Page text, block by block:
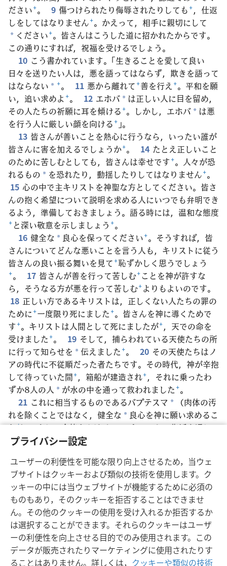
プライバシー設定
ユーザーの利便性を可能な限り向上させるため，当ウェ
ブサイトはクッキーおよび類似の技術を使用します。ク
ッキーの中には当ウェブサイトが機能するために必須の
ものもあり，そのクッキーを拒否することはできませ
ん。その他のクッキーの使用を受け入れるか拒否するか
は選択することができます。それらのクッキーはユーザ
ーの利便性を向上させる目的でのみ使用されます。この
データが販売されたりマーケティングに使用されたりす
ることはありません。詳しくは， クッキーや類似の技術
ださい+。 9 傷つけられたり侮辱されたりしても+，仕返
しをしてはなりません+。かえって，相手に親切にして
* ください+。皆さんはこうした道に招かれたからです。
この通りにすれば，祝福を受けるでしょう。
10 こう書かれています。「生きることを愛して良い
日々を送りたい人は，悪を語ってはならず，欺きを語って
はならない * +。 11 悪から離れて+善を行え+。平和を願
い，追い求めよ+。 12 エホバ * は正しい人に目を留め，
その人たちの祈願に耳を傾ける+。しかし，エホバ * は悪
を行う人に厳しい顔を向ける+ 」。
13 皆さんが善いことを熱心に行うなら，いったい誰が
皆さんに害を加えるでしょうか+。 14 たとえ正しいこと
のために苦しむとしても，皆さんは幸せです+。人々が恐
れるもの * を恐れたり，動揺したりしてはなりません+。
15 心の中で主キリストを神聖な方としてください。皆さ
んの抱く希望について説明を求める人にいつでも弁明でき
るよう，準備しておきましょう。語る時には，温和な態度
+と深い敬意を示しましょう +。
16 健全な * 良心を保ってください+。そうすれば，皆
さんについてどんな悪いことを言う人も，キリストに従う
皆さんの良い振る舞いを見て+恥ずかしく思うでしょう
+。 17 皆さんが善を行って苦しむ+ことを神が許すな
ら，そうなる方が悪を行って苦しむ+よりもよいのです。
18 正しい方であるキリストは，正しくない人たちの罪の
ために+一度限り死にました+。皆さんを神に導くためで
す+。キリストは人間として死にましたが+，天での命を
受けました+。 19 そして，捕らわれている天使たちの所
に行って知らせを * 伝えました+。 20 その天使たちはノ
アの時代に不従順だった者たちです。その時代，神が辛抱
して待っていた間+，箱船が建造され+，それに乗ったわ
ずか8人の人 * が水の中を通って救われました+。
21 これに相当するものであるバプテスマ *
（肉体の汚
れを除くことではなく，健全な * 良心を神に願い求めるこ
と+）により，今皆さんはイエス･キリストの復活を通し
て救われています。
従っています+。
日本語 シェアする 設定
Copyright© 2026 Watch Tower Bible and Tract Society of Pennsylvania
利用規約
プライバシーに関する方針 プライバシー設定
JW.ORG
ログイン